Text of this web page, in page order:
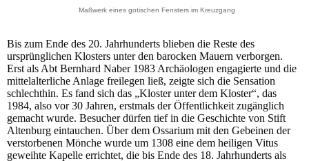
Maßwerk eines gotischen Fensters im Kreuzgang
Bis zum Ende des 20. Jahrhunderts blieben die Reste des
ursprünglichen Klosters unter den barocken Mauern verborgen.
Erst als Abt Bernhard Naber 1983 Archäologen engagierte und die
mittelalterliche Anlage freilegen ließ, zeigte sich die Sensation
schlechthin. Es fand sich das „Kloster unter dem Kloster“, das
1984, also vor 30 Jahren, erstmals der Öffentlichkeit zugänglich
gemacht wurde. Besucher dürfen tief in die Geschichte von Stift
Altenburg eintauchen. Über dem Ossarium mit den Gebeinen der
verstorbenen Mönche wurde um 1308 eine dem heiligen Vitus
geweihte Kapelle errichtet, die bis Ende des 18. Jahrhunderts als